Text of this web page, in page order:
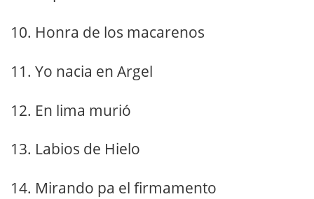
10. Honra de los macarenos
11. Yo nacia en Argel
12. En lima murió
13. Labios de Hielo
14. Mirando pa el firmamento